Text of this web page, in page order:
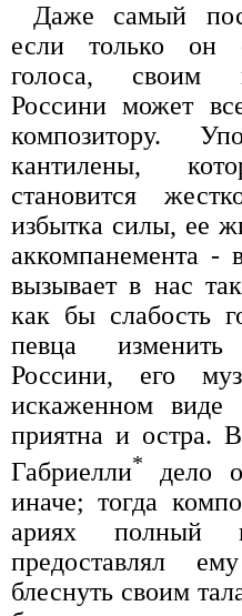
Даже самый
если только он
голоса, своим
Россини может
композитору.
кантилены,
становится
избытка силы, ее
аккомпанемента -
вызывает в нас
как бы слабость
певца
Россини, его
искаженном виде
приятна и остра.
Габриелли*
дело
иначе; тогда
ариях полный
предоставлял
блеснуть своим